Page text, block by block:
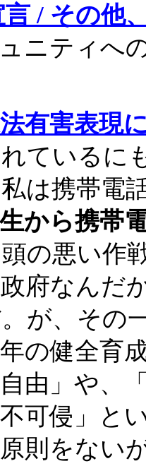
/ その他
ニティへ
法有害表現
ているに
は携帯電
生から携帯
の悪い作
府なんだ
が、その
の健全育
由」や、
不可侵」と
則をない